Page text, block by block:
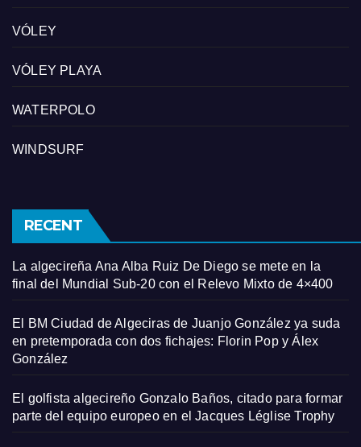
VÓLEY
VÓLEY PLAYA
WATERPOLO
WINDSURF
RECENT
La algecireña Ana Alba Ruiz De Diego se mete en la
final del Mundial Sub-20 con el Relevo Mixto de 4×400
El BM Ciudad de Algeciras de Juanjo González ya suda
en pretemporada con dos fichajes: Florin Pop y Álex
González
El golfista algecireño Gonzalo Baños, citado para formar
parte del equipo europeo en el Jacques Léglise Trophy